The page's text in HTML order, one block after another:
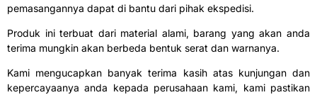
pemasangannya dapat di bantu dari pihak ekspedisi.
Produk ini terbuat dari material alami, barang yang akan anda
terima mungkin akan berbeda bentuk serat dan warnanya.
Kami mengucapkan banyak terima kasih atas kunjungan dan
kepercayaanya anda kepada perusahaan kami, kami pastikan